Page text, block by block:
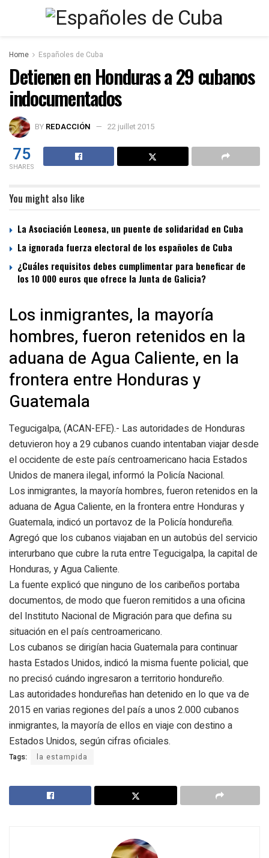
Home Españoles de Cuba
Detienen en Honduras a 29 cubanos
indocumentados
BY REDACCIÓN 22 juillet 2015
75
SHARES
You might also like
La Asociación Leonesa, un puente de solidaridad en Cuba
La ignorada fuerza electoral de los españoles de Cuba
¿Cuáles requisitos debes cumplimentar para beneficar de
los 10 000 euros que ofrece la Junta de Galicia?
Los inmigrantes, la mayoría
hombres, fueron retenidos en la
aduana de Agua Caliente, en la
frontera entre Honduras y
Guatemala
Tegucigalpa, (ACAN-EFE).- Las autoridades de Honduras
detuvieron hoy a 29 cubanos cuando intentaban viajar desde
el occidente de este país centroamericano hacia Estados
Unidos de manera ilegal, informó la Policía Nacional.
Los inmigrantes, la mayoría hombres, fueron retenidos en la
aduana de Agua Caliente, en la frontera entre Honduras y
Guatemala, indicó un portavoz de la Policía hondureña.
Agregó que los cubanos viajaban en un autobús del servicio
interurbano que cubre la ruta entre Tegucigalpa, la capital de
Honduras, y Agua Caliente.
La fuente explicó que ninguno de los caribeños portaba
documentos, de modo que fueron remitidos a una oficina
del Instituto Nacional de Migración para que defina su
situación en el país centroamericano.
Los cubanos se dirigían hacia Guatemala para continuar
hasta Estados Unidos, indicó la misma fuente policial, que
no precisó cuándo ingresaron a territorio hondureño.
Las autoridades hondureñas han detenido en lo que va de
2015 en varias regiones del país a unos 2.000 cubanos
inmigrantes, la mayoría de ellos en viaje con destino a
Estados Unidos, según cifras oficiales.
Tags: la estampida